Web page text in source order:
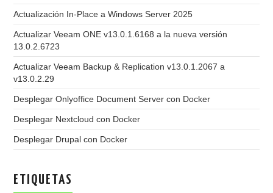
Actualización In-Place a Windows Server 2025
Actualizar Veeam ONE v13.0.1.6168 a la nueva versión
13.0.2.6723
Actualizar Veeam Backup & Replication v13.0.1.2067 a
v13.0.2.29
Desplegar Onlyoffice Document Server con Docker
Desplegar Nextcloud con Docker
Desplegar Drupal con Docker
ETIQUETAS